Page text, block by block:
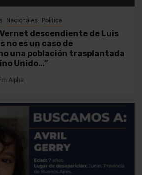
Nacionales Política
Vernet descendiente de Luis
no es un caso de
una población trasplantada
Unido…”
Fm Alpha